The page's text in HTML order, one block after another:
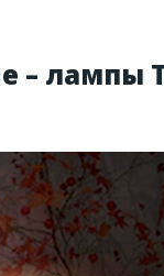
– лампы